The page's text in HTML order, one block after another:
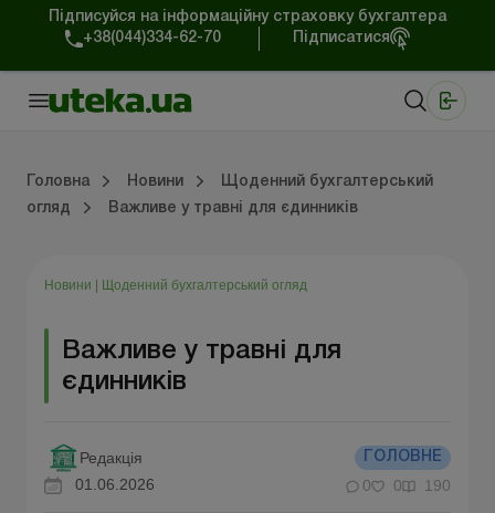
Підписуйся на інформаційну страховку бухгалтера
+38(044)334-62-70
Підписатися
Головна Новини
Щоденний бухгалтерський
огляд
Важливе у травні для єдинників
Новини Щоденний бухгалтерський огляд
Важливе у травні для
єдинників
Редакція ГОЛОВНЕ
01.06.2026 0 0 190